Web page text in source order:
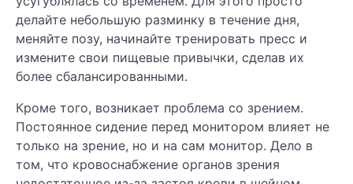
делайте небольшую разминку в течение дня,
меняйте позу, начинайте тренировать пресс и
измените свои пищевые привычки, сделав их
более сбалансированными.
Кроме того, возникает проблема со зрением.
Постоянное сидение перед монитором влияет не
только на зрение, но и на сам монитор. Дело в
том, что кровоснабжение органов зрения